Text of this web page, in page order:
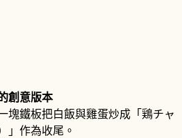
創意版本
塊鐵板把白飯與雞蛋炒成「鶏チャ
」作為收尾。